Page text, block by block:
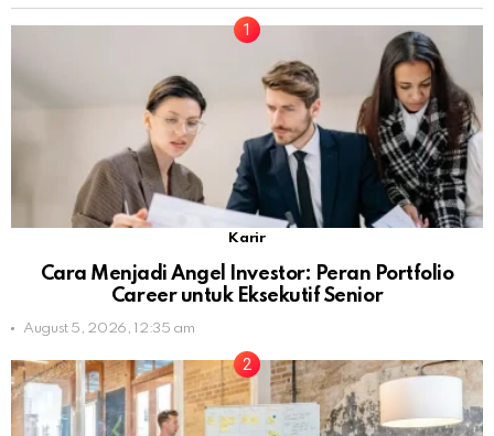
Karir
Cara Menjadi Angel Investor: Peran Portfolio
Career untuk Eksekutif Senior
August 5, 2026, 12:35 am